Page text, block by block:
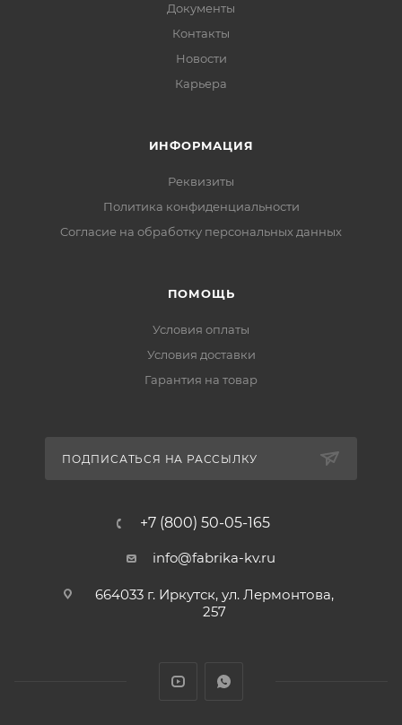
Документы
Контакты
Новости
Карьера
ИНФОРМАЦИЯ
Реквизиты
Политика конфиденциальности
Cогласие на обработку персональных данных
ПОМОЩЬ
Условия оплаты
Условия доставки
Гарантия на товар
ПОДПИСАТЬСЯ НА РАССЫЛКУ
+7 (800) 50-05-165
info@fabrika-kv.ru
664033 г. Иркутск, ул. Лермонтова,
257